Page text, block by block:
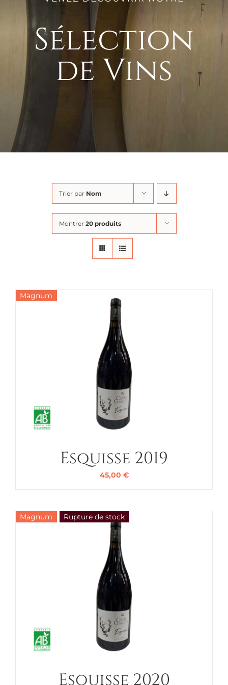
Sélection
de Vins
Trier par Nom
Montrer 20 produits
Magnum
Esquisse 2019
45,00 €
Magnum Rupture de stock
Esquisse 2020